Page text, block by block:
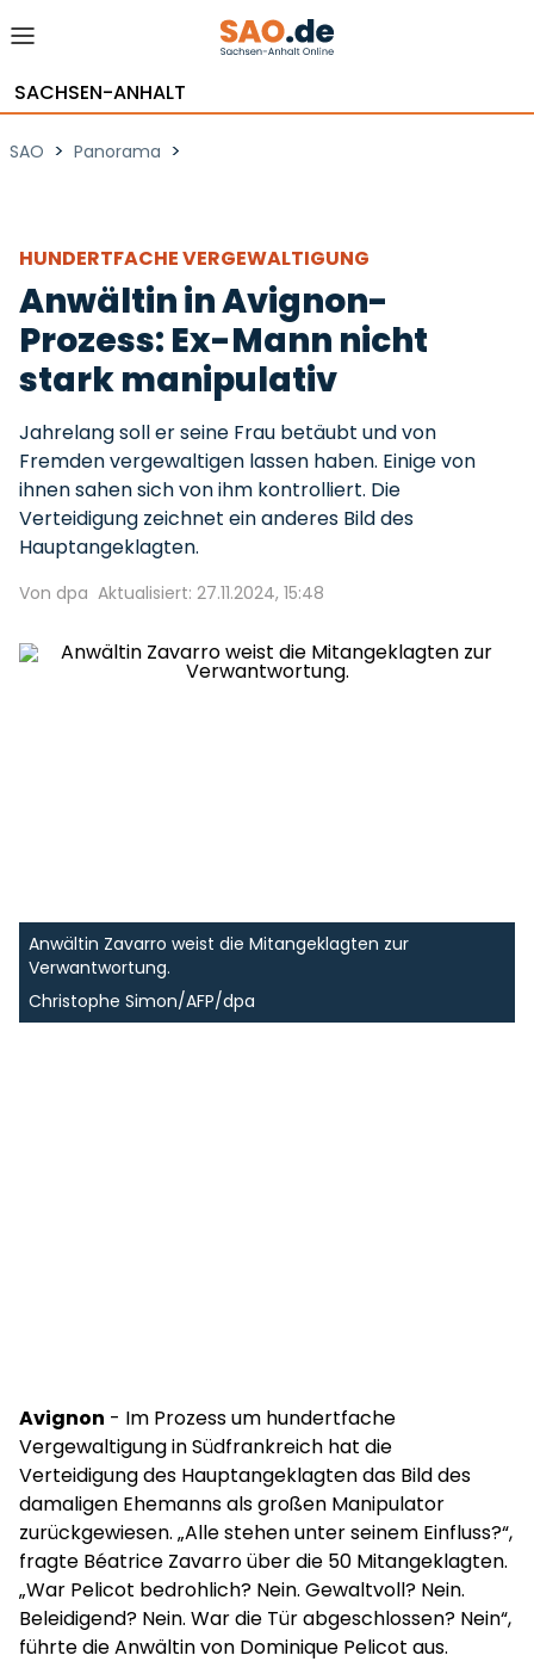
SACHSEN-ANHALT
SAO > Panorama >
HUNDERTFACHE VERGEWALTIGUNG
Anwältin in Avignon-
Prozess: Ex-Mann nicht
stark manipulativ
Jahrelang soll er seine Frau betäubt und von
Fremden vergewaltigen lassen haben. Einige von
ihnen sahen sich von ihm kontrolliert. Die
Verteidigung zeichnet ein anderes Bild des
Hauptangeklagten.
Von dpa Aktualisiert: 27.11.2024, 15:48
Anwältin Zavarro weist die Mitangeklagten zur
Verwantwortung.
Christophe Simon/AFP/dpa
Avignon - Im Prozess um hundertfache
Vergewaltigung in Südfrankreich hat die
Verteidigung des Hauptangeklagten das Bild des
damaligen Ehemanns als großen Manipulator
zurückgewiesen. „Alle stehen unter seinem Einfluss?“,
fragte Béatrice Zavarro über die 50 Mitangeklagten.
„War Pelicot bedrohlich? Nein. Gewaltvoll? Nein.
Beleidigend? Nein. War die Tür abgeschlossen? Nein“,
führte die Anwältin von Dominique Pelicot aus.